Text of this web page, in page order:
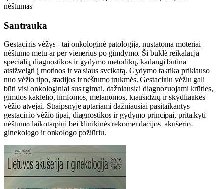
nėštumas
Santrauka
Gestacinis vėžys - tai onkologinė patologija, nustatoma moteriai
nėštumo metu ar per vienerius po gimdymo. Ši būklė reikalauja
specialių diagnostikos ir gydymo metodikų, kadangi būtina
atsižvelgti į motinos ir vaisiaus sveikatą. Gydymo taktika priklauso
nuo vėžio tipo, stadijos ir nėštumo trukmės. Gestaciniu vėžiu gali
būti visi onkologiniai susirgimai, dažniausiai diagnozuojami krūties,
gimdos kaklelio, limfomos, melanomos, kiaušidžių ir skydliaukės
vėžio atvejai. Straipsnyje aptariami dažniausiai pasitaikantys
gestacinio vėžio tipai, diagnostikos ir gydymo principai, pritaikyti
nėštumo laikotarpiui bei klinikinės rekomendacijos akušerio-
ginekologo ir onkologo požiūriu.